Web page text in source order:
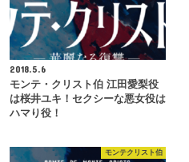
2018.5.6
モンテ・クリスト伯 江田愛梨役
は桜井ユキ！セクシーな悪女役は
ハマり役！
モンテクリスト伯